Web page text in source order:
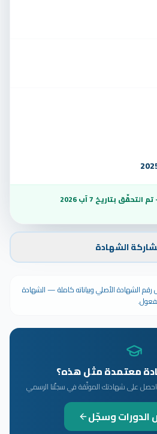
التحقّق بتاريخ 7 آب 2026
الشهادة
مجدَّدة ٢٠٢٦ تحمل رقم الشهادة الأصلي وبياناته كاملة — الشهادة
معتمدة مثل هذه؟
واحصل على شهادتك الموثّقة في سجلّنا الرسمي
الدورات وسجّل